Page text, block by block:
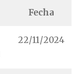
Fecha
22/11/2024